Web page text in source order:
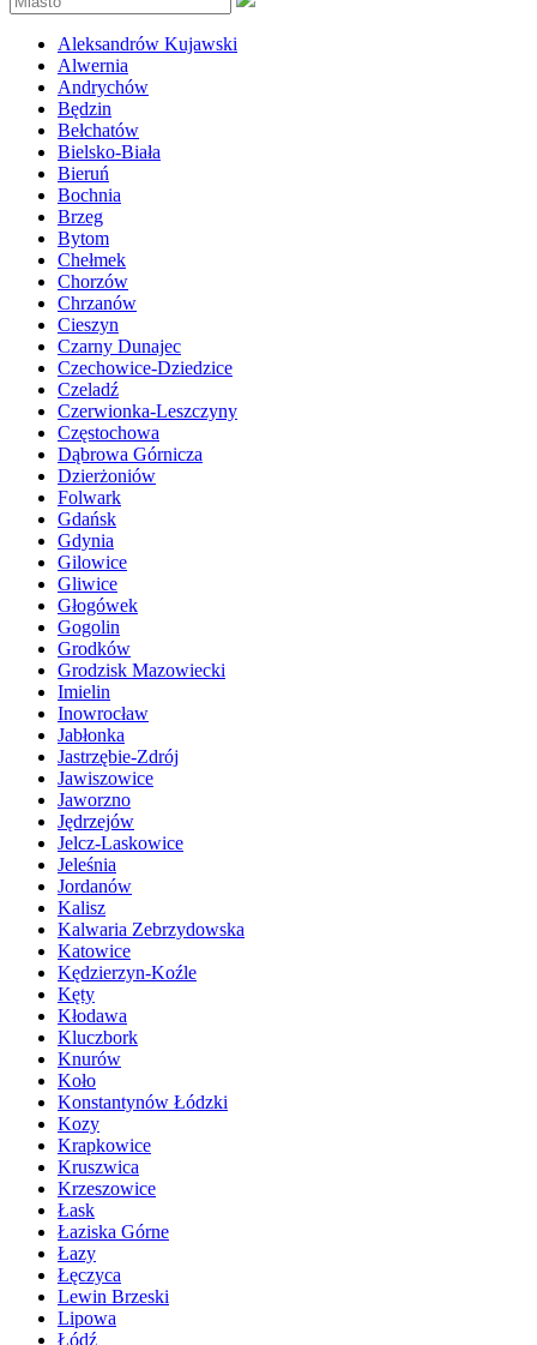
Aleksandrów Kujawski
Alwernia
Andrychów
Będzin
Bełchatów
Bielsko-Biała
Bieruń
Bochnia
Brzeg
Bytom
Chełmek
Chorzów
Chrzanów
Cieszyn
Czarny Dunajec
Czechowice-Dziedzice
Czeladź
Czerwionka-Leszczyny
Częstochowa
Dąbrowa Górnicza
Dzierżoniów
Folwark
Gdańsk
Gdynia
Gilowice
Gliwice
Głogówek
Gogolin
Grodków
Grodzisk Mazowiecki
Imielin
Inowrocław
Jabłonka
Jastrzębie-Zdrój
Jawiszowice
Jaworzno
Jędrzejów
Jelcz-Laskowice
Jeleśnia
Jordanów
Kalisz
Kalwaria Zebrzydowska
Katowice
Kędzierzyn-Koźle
Kęty
Kłodawa
Kluczbork
Knurów
Koło
Konstantynów Łódzki
Kozy
Krapkowice
Kruszwica
Krzeszowice
Łask
Łaziska Górne
Łazy
Łęczyca
Lewin Brzeski
Lipowa
Łódź